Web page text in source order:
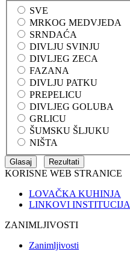
SVE
MRKOG MEDVJEDA
SRNDAĆA
DIVLJU SVINJU
DIVLJEG ZECA
FAZANA
DIVLJU PATKU
PREPELICU
DIVLJEG GOLUBA
GRLICU
ŠUMSKU ŠLJUKU
NIŠTA
KORISNE WEB STRANICE
LOVAČKA KUHINJA
LINKOVI INSTITUCIJA
ZANIMLJIVOSTI
Zanimljivosti